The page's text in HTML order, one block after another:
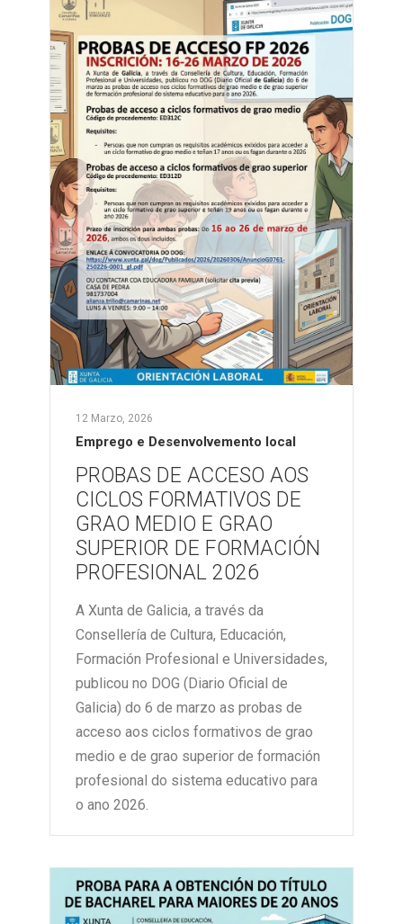
12 Marzo, 2026
Emprego e Desenvolvemento local
PROBAS DE ACCESO AOS
CICLOS FORMATIVOS DE
GRAO MEDIO E GRAO
SUPERIOR DE FORMACIÓN
PROFESIONAL 2026
A Xunta de Galicia, a través da
Consellería de Cultura, Educación,
Formación Profesional e Universidades,
publicou no DOG (Diario Oficial de
Galicia) do 6 de marzo as probas de
acceso aos ciclos formativos de grao
medio e de grao superior de formación
profesional do sistema educativo para
o ano 2026.